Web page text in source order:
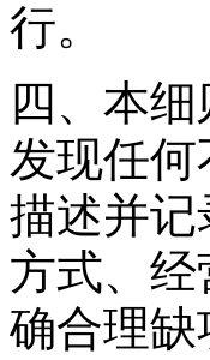
行。
四、本
发现任
描述并
方式、
确合理缺